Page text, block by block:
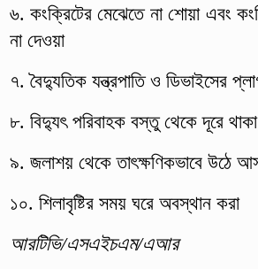
৬. কংক্রিটের মেঝেতে না শোয়া এবং
না দেওয়া
৭. বৈদ্যুতিক যন্ত্রপাতি ও ডিভাইসের
৮. বিদ্যুৎ পরিবাহক বস্তু থেকে দূরে থাকা
৯. জলাশয় থেকে তাৎক্ষণিকভাবে উঠে
১০. শিলাবৃষ্টির সময় ঘরে অবস্থান করা
আরটিভি/এসএইচএম/এআর